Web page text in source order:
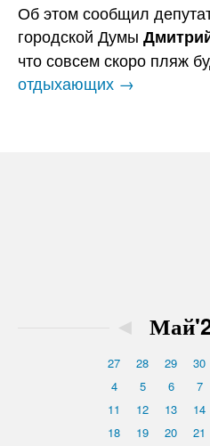
Об этом сообщил
городской Думы
что совсем скоро пляж
отдыхающих →
◄
27 28 29 30
4
5 6 7
11
12 13 14
18
19 20 21